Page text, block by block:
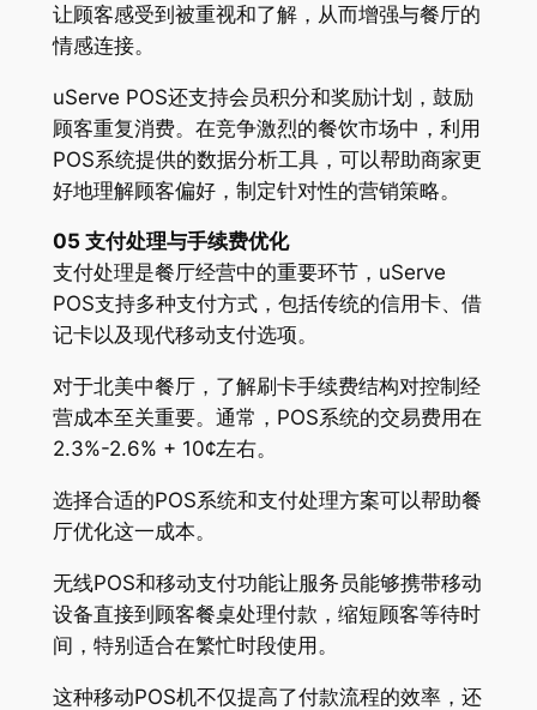
让顾客感受到被重视和了解，从而增强与餐厅的
情感连接。
uServe POS还支持会员积分和奖励计划，鼓励
顾客重复消费。在竞争激烈的餐饮市场中，利用
POS系统提供的数据分析工具，可以帮助商家更
好地理解顾客偏好，制定针对性的营销策略。
05 支付处理与手续费优化
支付处理是餐厅经营中的重要环节，uServe
POS支持多种支付方式，包括传统的信用卡、借
记卡以及现代移动支付选项。
对于北美中餐厅，了解刷卡手续费结构对控制经
营成本至关重要。通常，POS系统的交易费用在
2.3%-2.6% + 10¢左右。
选择合适的POS系统和支付处理方案可以帮助餐
厅优化这一成本。
无线POS和移动支付功能让服务员能够携带移动
设备直接到顾客餐桌处理付款，缩短顾客等待时
间，特别适合在繁忙时段使用。
这种移动POS机不仅提高了付款流程的效率，还